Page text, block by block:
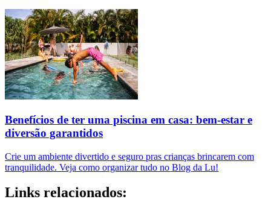
Benefícios de ter uma piscina em casa: bem-estar e
diversão garantidos
Crie um ambiente divertido e seguro pras crianças brincarem com
tranquilidade. Veja como organizar tudo no Blog da Lu!
Links relacionados: